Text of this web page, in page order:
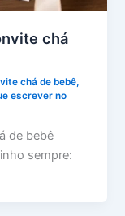
chá
chá de bebê,
escrever no
de bebê
sempre: